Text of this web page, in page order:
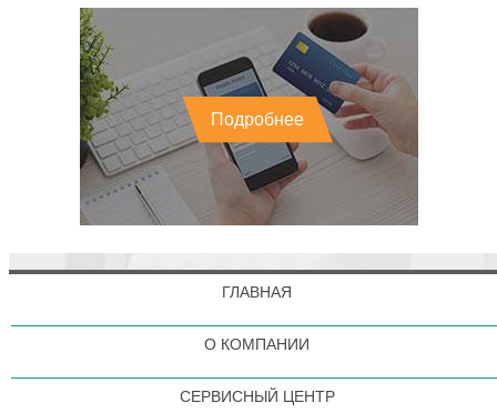
Подробнее
ГЛАВНАЯ
О КОМПАНИИ
СЕРВИСНЫЙ ЦЕНТР